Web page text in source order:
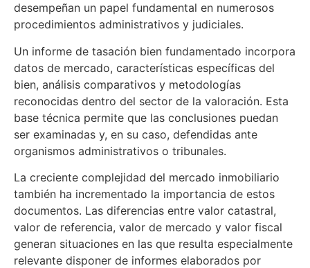
desempeñan un papel fundamental en numerosos
procedimientos administrativos y judiciales.
Un informe de tasación bien fundamentado incorpora
datos de mercado, características específicas del
bien, análisis comparativos y metodologías
reconocidas dentro del sector de la valoración. Esta
base técnica permite que las conclusiones puedan
ser examinadas y, en su caso, defendidas ante
organismos administrativos o tribunales.
La creciente complejidad del mercado inmobiliario
también ha incrementado la importancia de estos
documentos. Las diferencias entre valor catastral,
valor de referencia, valor de mercado y valor fiscal
generan situaciones en las que resulta especialmente
relevante disponer de informes elaborados por